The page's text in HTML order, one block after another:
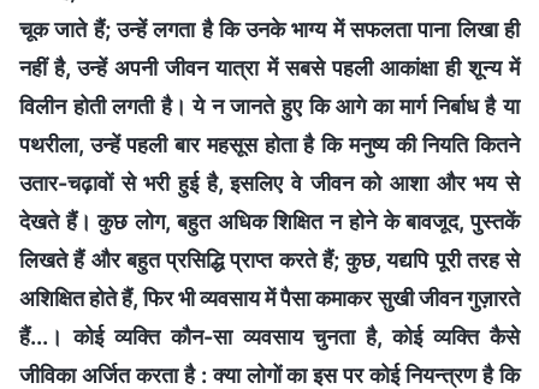
चूक जाते हैं; उन्हें लगता है कि उनके भाग्य में सफलता पाना लिखा ही
नहीं है, उन्हें अपनी जीवन यात्रा में सबसे पहली आकांक्षा ही शून्य में
विलीन होती लगती है। ये न जानते हुए कि आगे का मार्ग निर्बाध है या
पथरीला, उन्हें पहली बार महसूस होता है कि मनुष्य की नियति कितने
उतार-चढ़ावों से भरी हुई है, इसलिए वे जीवन को आशा और भय से
देखते हैं। कुछ लोग, बहुत अधिक शिक्षित न होने के बावजूद, पुस्तकें
लिखते हैं और बहुत प्रसिद्धि प्राप्त करते हैं; कुछ, यद्यपि पूरी तरह से
अशिक्षित होते हैं, फिर भी व्यवसाय में पैसा कमाकर सुखी जीवन गुज़ारते
हैं...। कोई व्यक्ति कौन-सा व्यवसाय चुनता है, कोई व्यक्ति कैसे
जीविका अर्जित करता है : क्या लोगों का इस पर कोई नियन्त्रण है कि